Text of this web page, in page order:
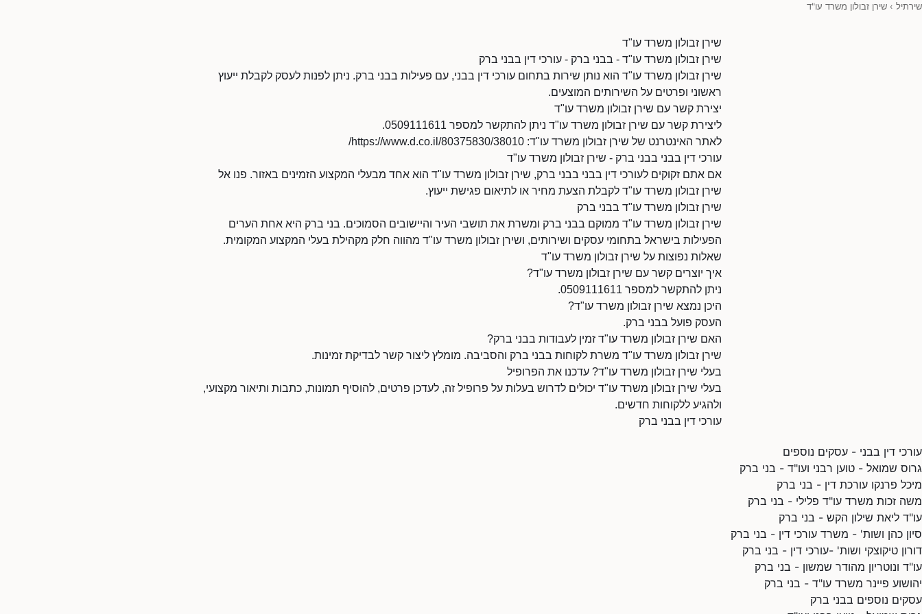
שירתיל › שירן זבולון משרד עו"ד
שירן זבולון משרד עו"ד
שירן זבולון משרד עו"ד - בבני ברק - עורכי דין בבני ברק
שירן זבולון משרד עו"ד הוא נותן שירות בתחום עורכי דין בבני, עם פעילות בבני ברק. ניתן לפנות לעסק לקבלת ייעוץ
ראשוני ופרטים על השירותים המוצעים.
יצירת קשר עם שירן זבולון משרד עו"ד
ליצירת קשר עם שירן זבולון משרד עו"ד ניתן להתקשר למספר 0509111611.
לאתר האינטרנט של שירן זבולון משרד עו"ד: https://www.d.co.il/80375830/38010/
עורכי דין בבני בבני ברק - שירן זבולון משרד עו"ד
אם אתם זקוקים לעורכי דין בבני בבני ברק, שירן זבולון משרד עו"ד הוא אחד מבעלי המקצוע הזמינים באזור. פנו אל
שירן זבולון משרד עו"ד לקבלת הצעת מחיר או לתיאום פגישת ייעוץ.
שירן זבולון משרד עו"ד בבני ברק
שירן זבולון משרד עו"ד ממוקם בבני ברק ומשרת את תושבי העיר והיישובים הסמוכים. בני ברק היא אחת הערים
הפעילות בישראל בתחומי עסקים ושירותים, ושירן זבולון משרד עו"ד מהווה חלק מקהילת בעלי המקצוע המקומית.
שאלות נפוצות על שירן זבולון משרד עו"ד
איך יוצרים קשר עם שירן זבולון משרד עו"ד?
ניתן להתקשר למספר 0509111611.
היכן נמצא שירן זבולון משרד עו"ד?
העסק פועל בבני ברק.
האם שירן זבולון משרד עו"ד זמין לעבודות בבני ברק?
שירן זבולון משרד עו"ד משרת לקוחות בבני ברק והסביבה. מומלץ ליצור קשר לבדיקת זמינות.
בעלי שירן זבולון משרד עו"ד? עדכנו את הפרופיל
בעלי שירן זבולון משרד עו"ד יכולים לדרוש בעלות על פרופיל זה, לעדכן פרטים, להוסיף תמונות, כתבות ותיאור מקצועי,
ולהגיע ללקוחות חדשים.
עורכי דין בבני ברק
עורכי דין בבני - עסקים נוספים
גרוס שמואל - טוען רבני ועו"ד - בני ברק
מיכל פרנקו עורכת דין - בני ברק
משה זכות משרד עו"ד פלילי - בני ברק
עו"ד ליאת שילון הקש - בני ברק
סיון כהן ושות' - משרד עורכי דין - בני ברק
דורון טיקוצקי ושות' -עורכי דין - בני ברק
עו"ד ונוטריון מהודר שמשון - בני ברק
יהושוע פיינר משרד עו"ד - בני ברק
עסקים נוספים בבני ברק